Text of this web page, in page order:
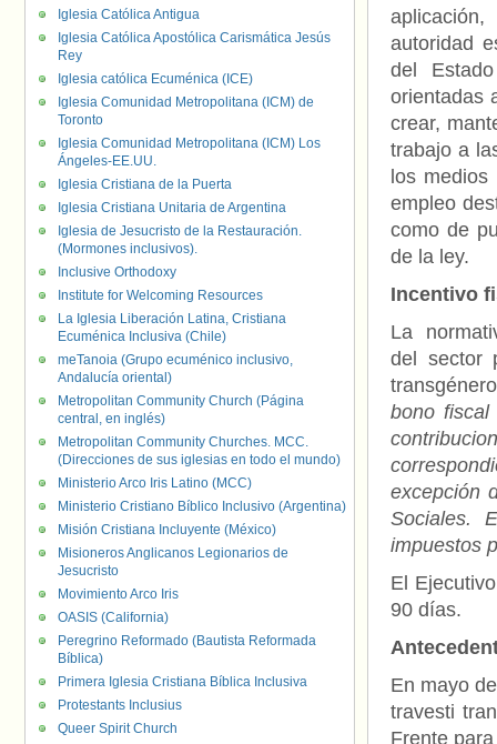
autoridad
del
orientadas
crear,
trabajo a
los
empleo
como de
de la ley.
Incentivo
La
del sector
bono
excepción
Sociales.
impuestos
El
90 días.
En mayo
travesti
Frente
Iglesia Católica Antigua
Iglesia Católica Apostólica Carismática Jesús
Rey
Iglesia católica Ecuménica (ICE)
Iglesia Comunidad Metropolitana (ICM) de
Toronto
Iglesia Comunidad Metropolitana (ICM) Los
Ángeles-EE.UU.
Iglesia Cristiana de la Puerta
Iglesia Cristiana Unitaria de Argentina
Iglesia de Jesucristo de la Restauración.
(Mormones inclusivos).
Inclusive Orthodoxy
Institute for Welcoming Resources
La Iglesia Liberación Latina, Cristiana
Ecuménica Inclusiva (Chile)
meTanoia (Grupo ecuménico inclusivo,
Andalucía oriental)
Metropolitan Community Church (Página
central, en inglés)
Metropolitan Community Churches. MCC.
(Direcciones de sus iglesias en todo el mundo)
Ministerio Arco Iris Latino (MCC)
Ministerio Cristiano Bíblico Inclusivo (Argentina)
Misión Cristiana Incluyente (México)
Misioneros Anglicanos Legionarios de
Jesucristo
Movimiento Arco Iris
OASIS (California)
Peregrino Reformado (Bautista Reformada
Bíblica)
Primera Iglesia Cristiana Bíblica Inclusiva
Protestants Inclusius
Queer Spirit Church